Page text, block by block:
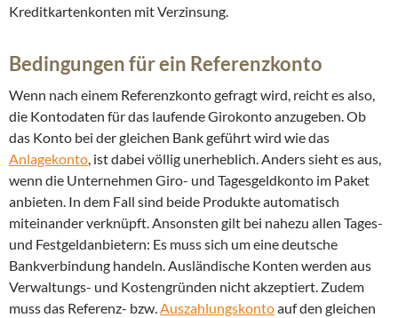
Kreditkartenkonten mit Verzinsung.
Bedingungen für ein Referenzkonto
Wenn nach einem Referenzkonto gefragt wird, reicht es also,
die Kontodaten für das laufende Girokonto anzugeben. Ob
das Konto bei der gleichen Bank geführt wird wie das
Anlagekonto, ist dabei völlig unerheblich. Anders sieht es aus,
wenn die Unternehmen Giro- und Tagesgeldkonto im Paket
anbieten. In dem Fall sind beide Produkte automatisch
miteinander verknüpft. Ansonsten gilt bei nahezu allen Tages-
und Festgeldanbietern: Es muss sich um eine deutsche
Bankverbindung handeln. Ausländische Konten werden aus
Verwaltungs- und Kostengründen nicht akzeptiert. Zudem
muss das Referenz- bzw.Auszahlungskontoauf den gleichen